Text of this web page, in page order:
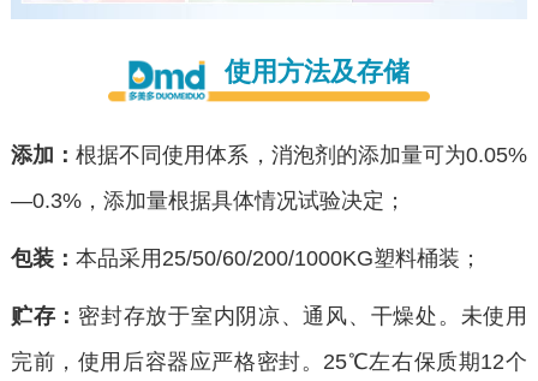
使用方法及存储
添加：根据不同使用体系，消泡剂的添加量可为0.05%
—0.3%，添加量根据具体情况试验决定；
包装： 本品采用25/50/60/200/1000KG塑料桶装；
贮存： 密封存放于室内阴凉、通风、干燥处。未使用
完前，使用后容器应严格密封。25℃左右保质期12个